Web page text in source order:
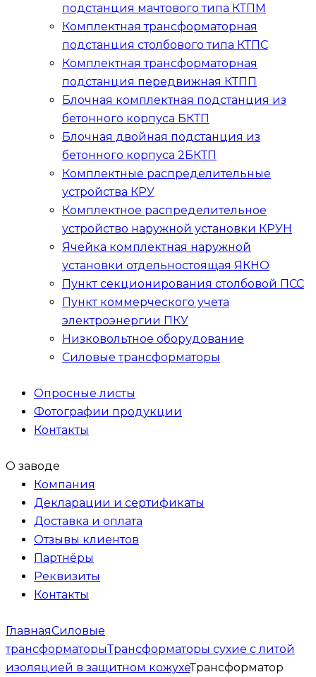
подстанция мачтового типа КТПМ
Комплектная трансформаторная
подстанция столбового типа КТПС
Комплектная трансформаторная
подстанция передвижная КТПП
Блочная комплектная подстанция из
бетонного корпуса БКТП
Блочная двойная подстанция из
бетонного корпуса 2БКТП
Комплектные распределительные
устройства КРУ
Комплектное распределительное
устройство наружной установки КРУН
Ячейка комплектная наружной
установки отдельностоящая ЯКНО
Пункт секционирования столбовой ПСС
Пункт коммерческого учета
электроэнергии ПКУ
Низковольтное оборудование
Силовые трансформаторы
Опросные листы
Фотографии продукции
Контакты
О заводе
Компания
Декларации и сертификаты
Доставка и оплата
Отзывы клиентов
Партнёры
Реквизиты
Контакты
ГлавнаяСиловые
трансформаторыТрансформаторы сухие с литой
изоляцией в защитном кожухеТрансформатор